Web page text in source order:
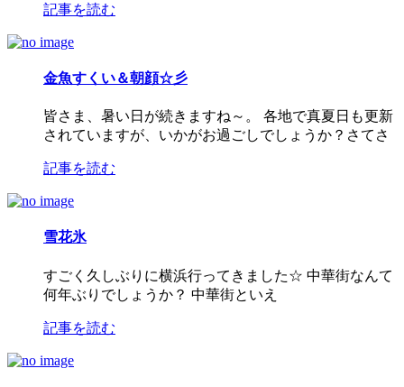
記事を読む
金魚すくい＆朝顔☆彡
皆さま、暑い日が続きますね～。 各地で真夏日も更新
されていますが、いかがお過ごしでしょうか？さてさ
記事を読む
雪花氷
すごく久しぶりに横浜行ってきました☆ 中華街なんて
何年ぶりでしょうか？ 中華街といえ
記事を読む